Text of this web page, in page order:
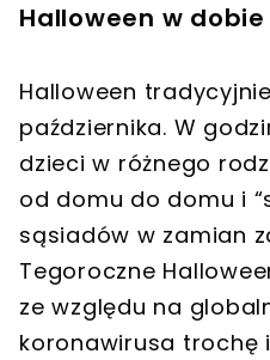
Halloween w
Halloween
października. W
dzieci w różnego
od domu do domu i
sąsiadów w zamian
Tegoroczne
ze względu na
koronawirusa trochę